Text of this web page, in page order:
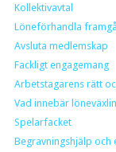
Kollektivavtal
Löneförhandla
Avsluta medlemskap
Fackligt engagemang
Arbetstagarens rätt
Vad innebär
Spelarfacket
Begravningshjälp och